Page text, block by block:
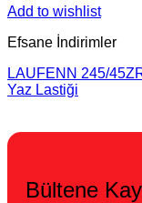
Add to wishlist
Efsane İndirimler
LAUFENN 245/
Yaz Lastiği
Bültene